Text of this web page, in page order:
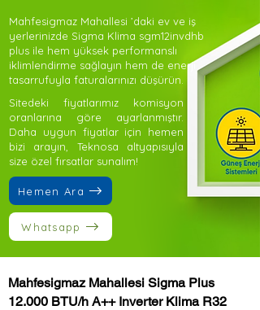
Mahfesigmaz Mahallesi ’daki ev ve iş
yerlerinizde Sigma Klima sgm12invdhb
plus ile hem yüksek performanslı
iklimlendirme sağlayın hem de enerji
tasarrufuyla faturalarınızı düşürün.
Sitedeki fiyatlarımız komisyon
oranlarına göre ayarlanmıştır.
Daha uygun fiyatlar için hemen
bizi arayın, Teknosa altyapısıyla
size özel fırsatlar sunalım!
Hemen Ara
Whatsapp
Mahfesigmaz Mahallesi Sigma Plus
12.000 BTU/h A++ Inverter Klima R32